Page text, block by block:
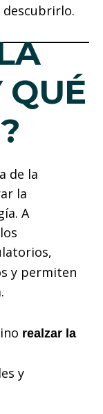
descubrirlo.
QUÉ
de la
la
A
y permiten
realzar la
y